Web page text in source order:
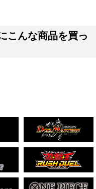
こんな商品を買っ